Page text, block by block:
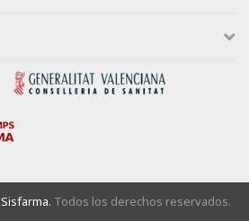
Sisfarma. Todos los derechos reservados.